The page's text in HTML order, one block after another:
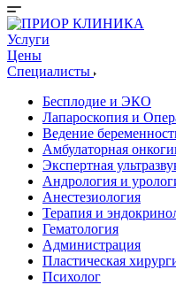
Услуги
Цены
Специалисты
Бесплодие и ЭКО
Лапароскопия и
Ведение
Амбулаторная
Экспертная
Андрология и
Анестезиология
Терапия и
Гематология
Администрация
Пластическая
Психолог